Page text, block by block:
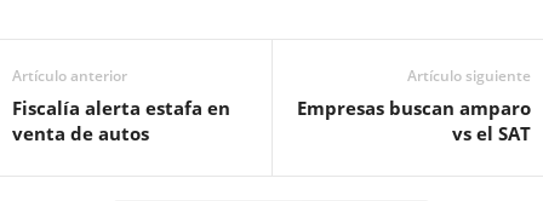
Artículo anterior
Fiscalía alerta estafa en
venta de autos
Artículo siguiente
Empresas buscan amparo
vs el SAT